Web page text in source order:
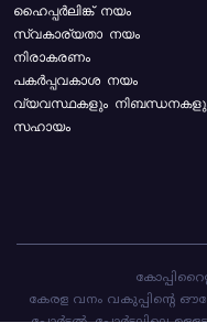
ഹൈപ്പർലിങ്ക് നയം
സ്വകാര്യതാ നയം
നിരാകരണം
പകർപ്പവകാശ നയം
വ്യവസ്ഥകളും
സഹായം
കേരള വനം വകുപ്പിന്റെ
പോർട്ടൽ. പോർട്ടലിലെ